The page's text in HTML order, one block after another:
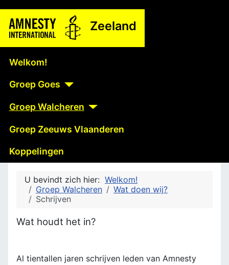
Zeeland
Welkom!
Groep Goes
Groep Walcheren
Groep Zeeuws Vlaanderen
Koppelingen
U bevindt zich hier: Welkom!
Groep Walcheren
Wat doen wij?
Schrijven
Wat houdt het in?
Al tientallen jaren schrijven leden van Amnesty